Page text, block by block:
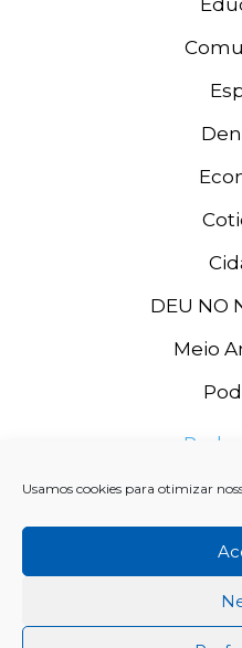
Usamos cookies para otimizar
DEU NO
Meio